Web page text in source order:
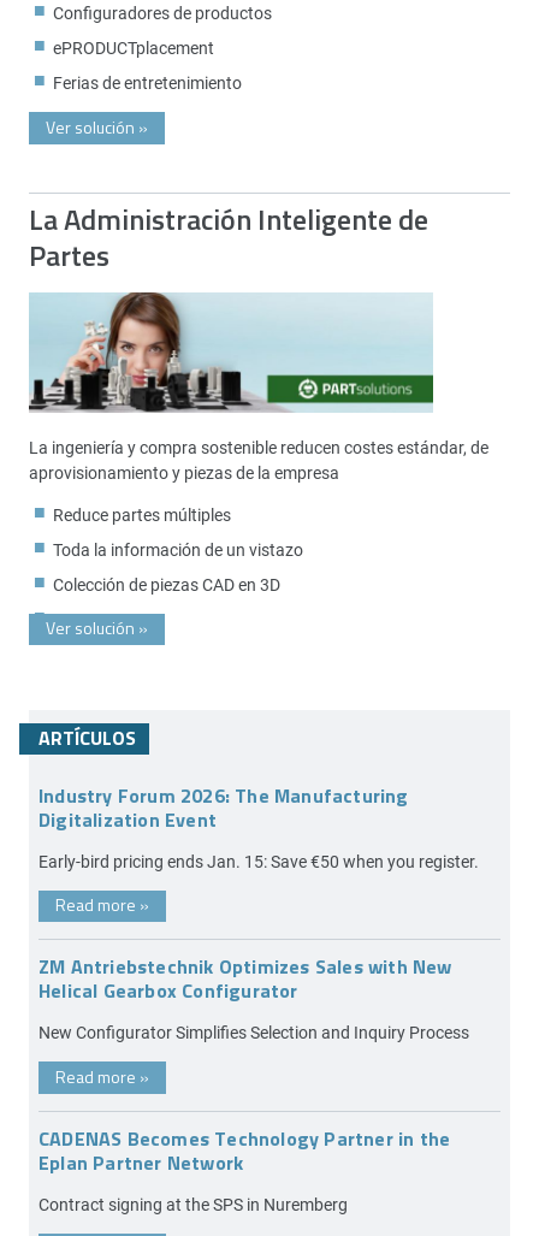
Configuradores de productos
ePRODUCTplacement
Ferias de entretenimiento
Ver solución »
La Administración Inteligente de
Partes
La ingeniería y compra sostenible reducen costes estándar, de
aprovisionamiento y piezas de la empresa
Reduce partes múltiples
Toda la información de un vistazo
Colección de piezas CAD en 3D
Ver solución »
ARTÍCULOS
Industry Forum 2026: The Manufacturing
Digitalization Event
Early-bird pricing ends Jan. 15: Save €50 when you register.
Read more »
ZM Antriebstechnik Optimizes Sales with New
Helical Gearbox Configurator
New Configurator Simplifies Selection and Inquiry Process
Read more »
CADENAS Becomes Technology Partner in the
Eplan Partner Network
Contract signing at the SPS in Nuremberg